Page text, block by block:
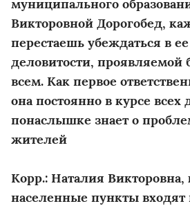
муниципального
Викторовной Дорогобед,
перестаешь убеждаться в
деловитости, проявляемой
всем. Как первое
она постоянно в курсе всех
понаслышке знает о
жителей
Корр.: Наталия Викторовна,
населенные пункты входят